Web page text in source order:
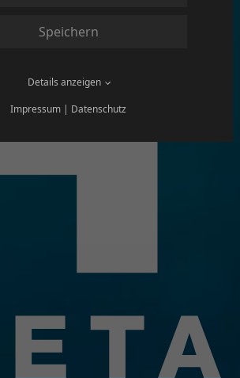
Speichern
Details anzeigen
Impressum | Datenschutz